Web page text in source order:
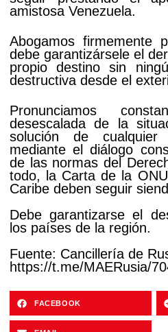
amistosa Venezuela.
Abogamos firmemente
debe garantizársele el
propio destino sin
destructiva desde el
Pronunciamos
desescalada de la
solución de cualquier
mediante el diálogo
de las normas del
todo, la Carta de la
Caribe deben seguir
Debe garantizarse el
los países de la región.
Fuente: Cancillería de
https://t.me/MAERusia/
FACEBOOK